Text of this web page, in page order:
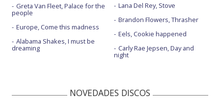
Greta Van Fleet, Palace for the
people
Europe, Come this madness
Alabama Shakes, I must be
dreaming
Lana Del Rey, Stove
Brandon Flowers, Thrasher
Eels, Cookie happened
Carly Rae Jepsen, Day and
night
NOVEDADES DISCOS